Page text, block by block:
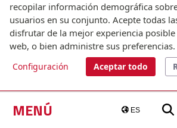
MENÚ ES
© Universitat Pompeu
Barcelona
T.(+34) 93 542 20 00
recopilar información demográfica
usuarios en su conjunto. Acepte todas
disfrutar de la mejor experiencia
web, o bien administre sus preferencias.
Configuración Aceptar todo